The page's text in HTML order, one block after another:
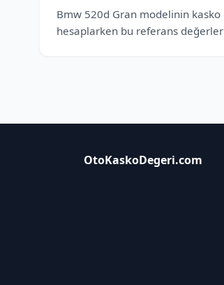
Bmw 520d Gran modelinin
hesaplarken bu referans
OtoKaskoDegeri.com